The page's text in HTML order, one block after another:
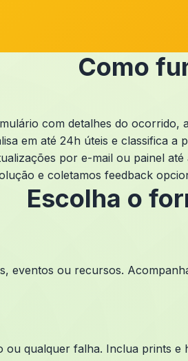
Como
com detalhes do ocorrido,
em até 24h úteis e classifica a
por e-mail ou painel até
e coletamos feedback
Escolha o
eventos ou recursos.
ou qualquer falha. Inclua prints e